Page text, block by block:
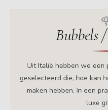
Bubbels
Uit Italië hebben we een
geselecteerd die, hoe kan
maken hebben. In een
luxe